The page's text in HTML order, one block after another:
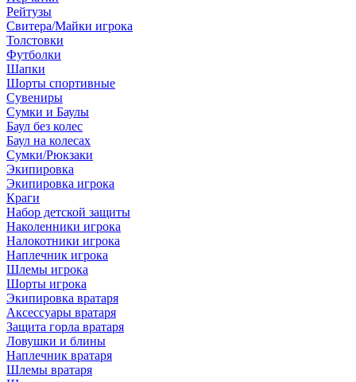
Рейтузы
Свитера/Майки игрока
Толстовки
Футболки
Шапки
Шорты спортивные
Сувениры
Сумки и Баулы
Баул без колес
Баул на колесах
Сумки/Рюкзаки
Экипировка
Экипировка игрока
Краги
Набор детской защиты
Наколенники игрока
Налокотники игрока
Наплечник игрока
Шлемы игрока
Шорты игрока
Экипировка вратаря
Аксессуары вратаря
Защита горла вратаря
Ловушки и блины
Наплечник вратаря
Шлемы вратаря